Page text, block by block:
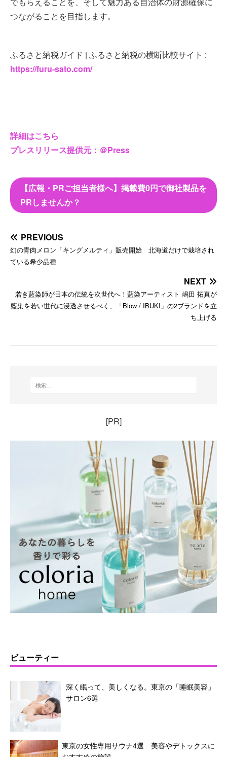
つながることを目指します。
ふるさと納税ガイド | ふるさと納税の横断比較サイト :
https://furu-sato.com/
詳細はこちら
プレスリリース提供元：＠Press
【広報・PRご担当者様へ】掲載費0円で御社製品を
PRしませんか？
PREVIOUS
幻の青肉メロン「キングメルティ」販売開始 北海道だけで栽培され
ている希少品種
NEXT
若き藍染師が日本の伝統を次世代へ！藍染アーティスト 嶋田 拓真が
藍染を若い世代に浸透させるべく、「Blow / IBUKI」の2ブランドを立
ち上げる
[PR]
ビューティー
深く眠って、美しくなる。東京の「睡眠美容」
サロン6選
東京の女性専用サウナ4選 美容やデトックスに